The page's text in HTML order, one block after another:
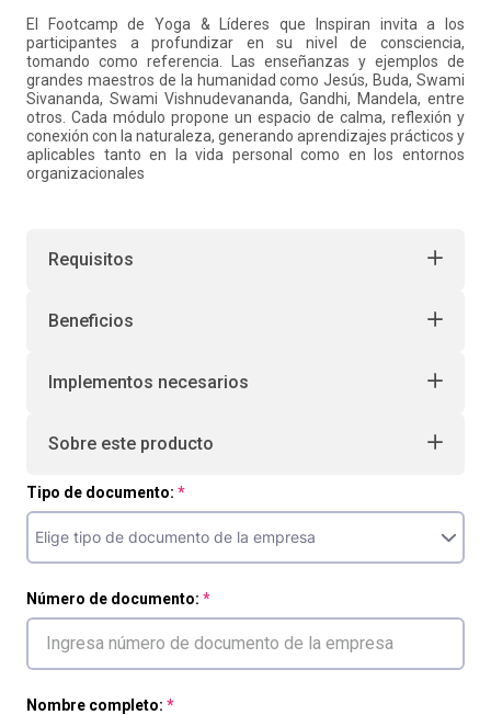
El Footcamp de Yoga & Líderes que Inspiran invita a los
participantes a profundizar en su nivel de consciencia,
tomando como referencia. Las enseñanzas y ejemplos de
grandes maestros de la humanidad como Jesús, Buda, Swami
Sivananda, Swami Vishnudevananda, Gandhi, Mandela, entre
otros. Cada módulo propone un espacio de calma, reflexión y
conexión con la naturaleza, generando aprendizajes prácticos y
aplicables tanto en la vida personal como en los entornos
organizacionales
Requisitos
Beneficios
Implementos necesarios
Sobre este producto
Tipo de documento:
Número de documento:
Nombre completo: